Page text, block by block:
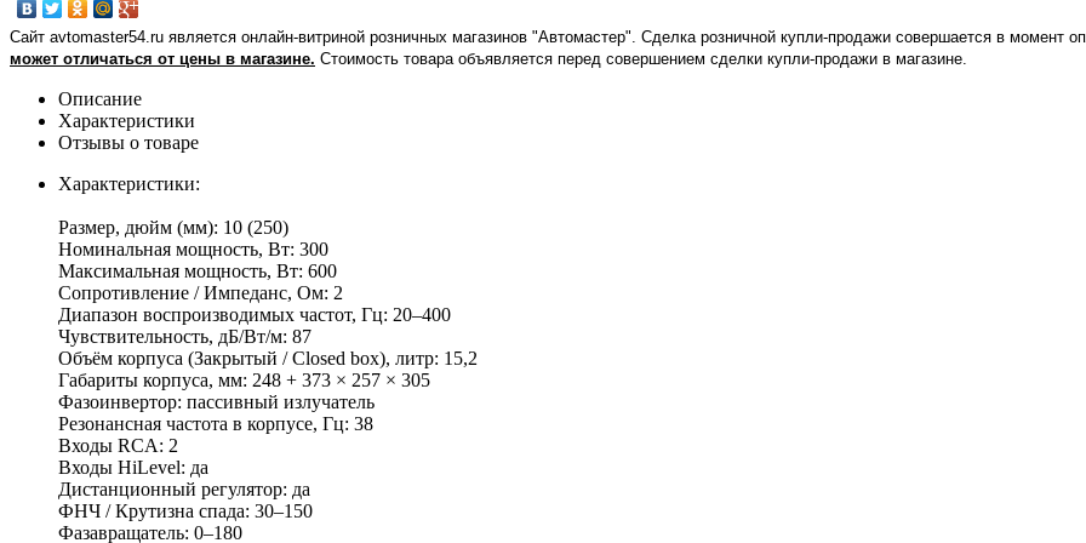
Сайт avtomaster54.ru является онлайн-витриной розничных магазинов "Автомастер". Сделка розничной купли-продажи совершается в момент
может отличаться от цены в магазине. Стоимость товара объявляется перед совершением сделки купли-продажи в магазине
Описание
Характеристики
Отзывы о товаре
Характеристики:
Размер, дюйм (мм): 10 (250)
Номинальная мощность, Вт: 300
Максимальная мощность, Вт: 600
Сопротивление / Импеданс, Ом: 2
Диапазон воспроизводимых частот, Гц: 20–400
Чувствительность, дБ/Вт/м: 87
Oбъём корпуса (Закрытый / Closed box), литр: 15,2
Габариты корпуса, мм: 248 + 373 × 257 × 305
Фазоинвертор: пассивный излучатель
Резонансная частота в корпусе, Гц: 38
Входы RCA: 2
Входы HiLevel: да
Дистанционный регулятор: да
ФНЧ / Крутизна спада: 30–150
Фазавращатель: 0–180